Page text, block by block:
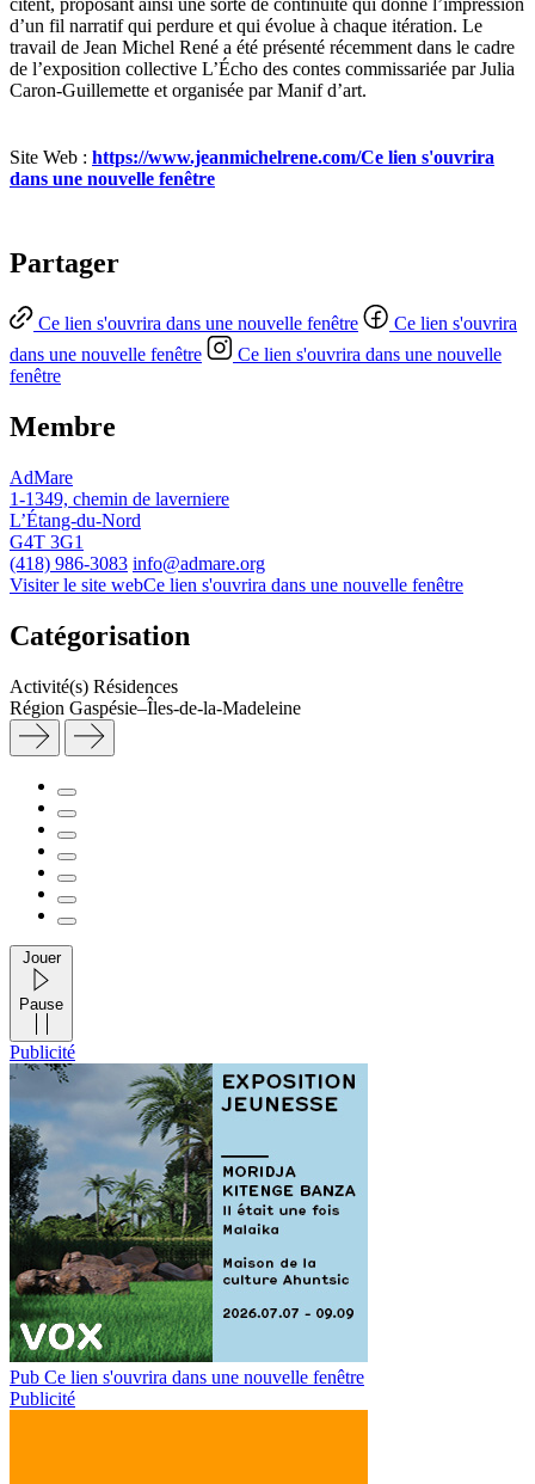
citent, proposant ainsi une sorte de continuité qui donne l’impression
d’un fil narratif qui perdure et qui évolue à chaque itération. Le
travail de Jean Michel René a été présenté récemment dans le cadre
de l’exposition collective L’Écho des contes commissariée par Julia
Caron-Guillemette et organisée par Manif d’art.
Site Web : https://www.jeanmichelrene.com/Ce lien s'ouvrira
dans une nouvelle fenêtre
Partager
Ce lien s'ouvrira dans une nouvelle fenêtre
Ce lien s'ouvrira
dans une nouvelle fenêtre
Ce lien s'ouvrira dans une nouvelle
fenêtre
Membre
AdMare
1-1349, chemin de laverniere
L’Étang-du-Nord
G4T 3G1
(418) 986-3083 info@admare.org
Visiter le site webCe lien s'ouvrira dans une nouvelle fenêtre
Catégorisation
Activité(s) Résidences
Région Gaspésie–Îles-de-la-Madeleine
Jouer
Pause
Publicité
Pub Ce lien s'ouvrira dans une nouvelle fenêtre
Publicité